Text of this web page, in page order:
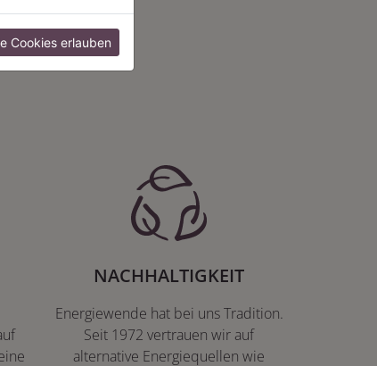
NACHHALTIGKEIT
Energiewende hat bei uns Tradition.
Seit 1972 vertrauen wir auf
alternative Energiequellen wie
Cookies erlauben